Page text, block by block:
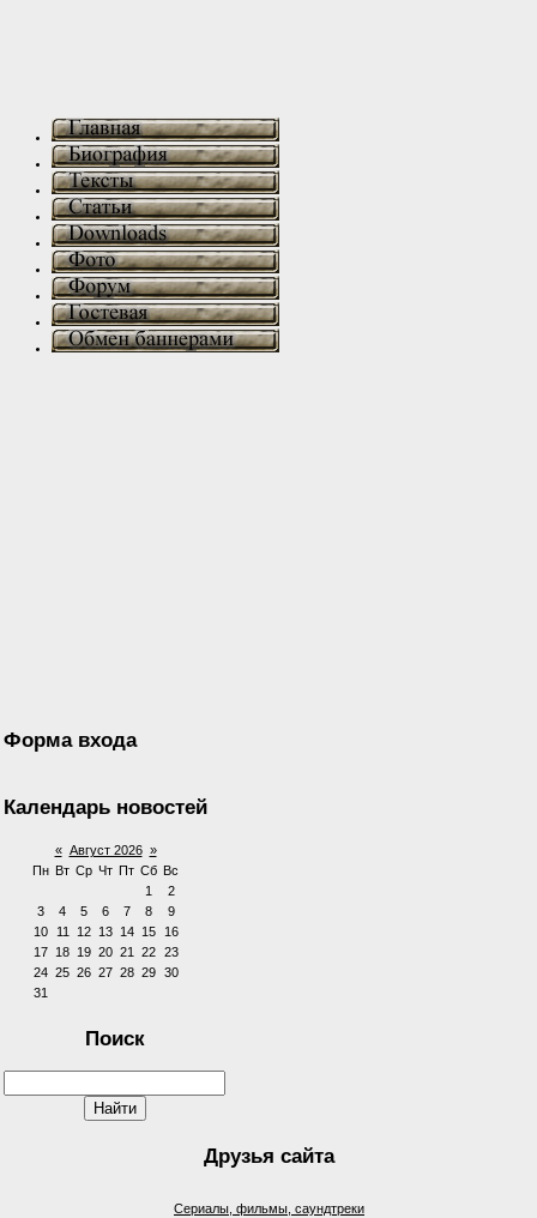
Форма входа
Календарь новостей
« Август 2026 »
Пн Вт Ср Чт Пт Сб Вс
1
2
3
4 5 6 7 8
9
10
11 12 13 14 15
16
17 18 19 20 21 22 23
24 25 26 27 28 29 30
31
Поиск
Друзья сайта
Сериалы, фильмы, саундтреки